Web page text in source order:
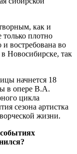
как и
только плотно
востребована во
Новосибирске, так
начнется 18
в опере В.А.
цикла
сезона артистка
жизни.